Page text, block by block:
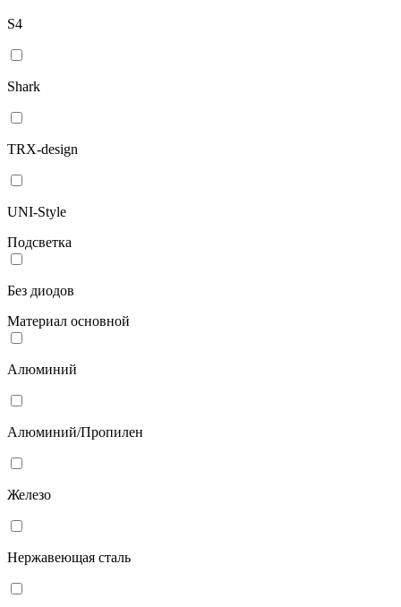
S4
Shark
TRX-design
UNI-Style
Подсветка
Без диодов
Материал основной
Алюминий
Алюминий/Пропилен
Железо
Нержавеющая сталь